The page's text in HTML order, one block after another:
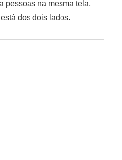
pessoas na mesma tela,
dos dois lados.